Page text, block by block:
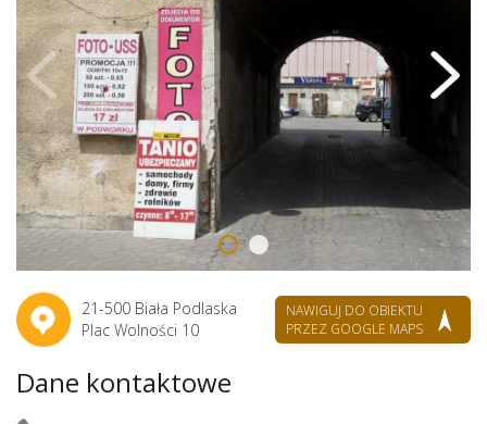
21-500 Biała Podlaska
Plac Wolności 10
NAWIGUJ DO OBIEKTU
PRZEZ GOOGLE MAPS
Dane kontaktowe